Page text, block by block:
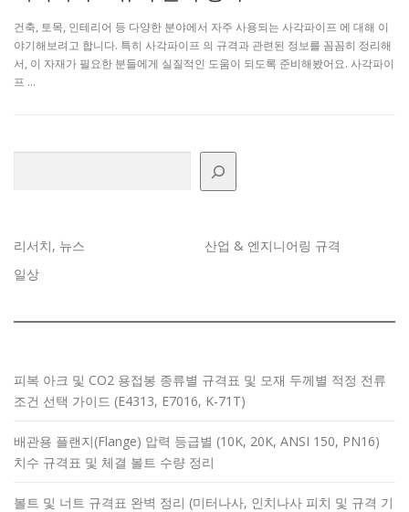
건축, 토목, 인테리어 등 다양한 분야에서 자주 사용되는 사각파이프 에 대해 이
야기해보려고 합니다. 특히 사각파이프 의 규격과 관련된 정보를 꼼꼼히 정리해
서, 이 자재가 필요한 분들에게 실질적인 도움이 되도록 준비해봤어요. 사각파이
프 …
리서치, 뉴스
산업 & 엔지니어링 규격
일상
피복 아크 및 CO2 용접봉 종류별 규격표 및 모재 두께별 적정 전류
조건 선택 가이드 (E4313, E7016, K-71T)
배관용 플랜지(Flange) 압력 등급별 (10K, 20K, ANSI 150, PN16)
치수 규격표 및 체결 볼트 수량 정리
볼트 및 너트 규격표 완벽 정리 (미터나사, 인치나사 피치 및 규격 기